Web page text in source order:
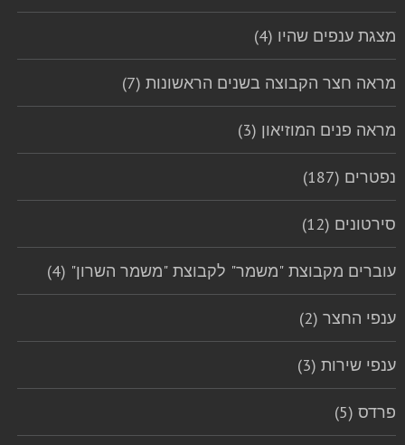
מצגת ענפים שהיו (4)
מראה חצר הקבוצה בשנים הראשונות (7)
מראה פנים המוזיאון (3)
נפטרים (187)
סירטונים (12)
עוברים מקבוצת "משמר" לקבוצת "משמר השרון" (4)
ענפי החצר (2)
ענפי שירות (3)
פרדס (5)